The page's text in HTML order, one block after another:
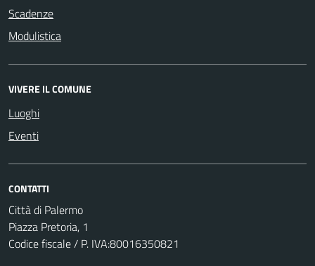
Scadenze
Modulistica
VIVERE IL COMUNE
Luoghi
Eventi
CONTATTI
Città di Palermo
Piazza Pretoria, 1
Codice fiscale / P. IVA:80016350821